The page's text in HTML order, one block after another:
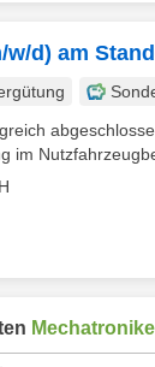
w/d) am
im